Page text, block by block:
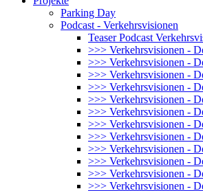
Parking Day
Podcast - Verkehrsvisionen
Teaser Podcast
>>> Verkehrsvisionen -
>>> Verkehrsvisionen -
>>> Verkehrsvisionen -
>>> Verkehrsvisionen -
>>> Verkehrsvisionen -
>>> Verkehrsvisionen -
>>> Verkehrsvisionen -
>>> Verkehrsvisionen -
>>> Verkehrsvisionen -
>>> Verkehrsvisionen -
>>> Verkehrsvisionen -
>>> Verkehrsvisionen -